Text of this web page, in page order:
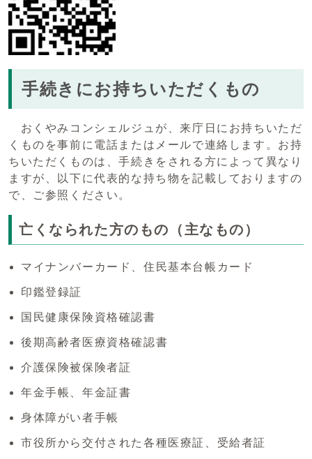
手続きにお持ちいただくもの
おくやみコンシェルジュが、来庁日にお持ちいただ
くものを事前に電話またはメールで連絡します。お持
ちいただくものは、手続きをされる方によって異なり
ますが、以下に代表的な持ち物を記載しておりますの
で、ご参照ください。
亡くなられた方のもの（主なもの）
マイナンバーカード、住民基本台帳カード
印鑑登録証
国民健康保険資格確認書
後期高齢者医療資格確認書
介護保険被保険者証
年金手帳、年金証書
身体障がい者手帳
市役所から交付された各種医療証、受給者証